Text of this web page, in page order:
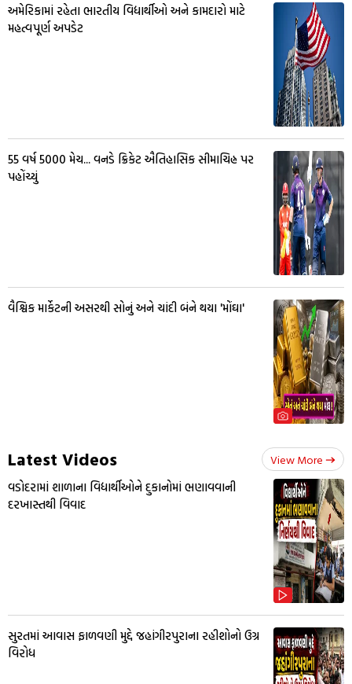
અમેરિકામાં રહેતા ભારતીય વિદ્યાર્થીઓ અને કામદારો માટે
મહત્વપૂર્ણ અપડેટ
55 વર્ષ 5000 મેચ... વનડે ક્રિકેટ ઐતિહાસિક સીમાચિહ્ન પર
પહોંચ્યું
વૈશ્વિક માર્કેટની અસરથી સોનું અને ચાંદી બંને થયા 'મોંઘા'
Latest Videos View More
વડોદરામાં શાળાના વિદ્યાર્થીઓને દુકાનોમાં ભણાવવાની
દરખાસ્તથી વિવાદ
સુરતમાં આવાસ ફાળવણી મુદ્દે જહાંગીરપુરાના રહીશોનો ઉગ્ર
વિરોધ